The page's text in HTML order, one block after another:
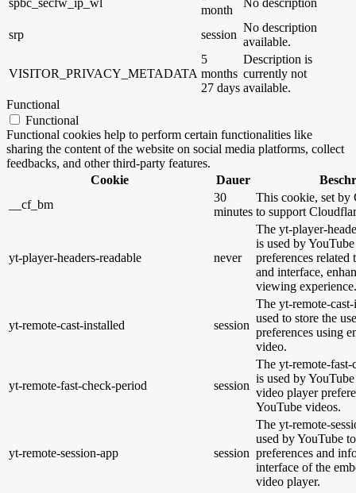
month
srp session
No description
available.
VISITOR_PRIVACY_METADATA
5
months
27 days
Description is
currently not
available.
Functional
Functional
Functional cookies help to perform certain functionalities like
sharing the content of the website on social media platforms, collect
feedbacks, and other third-party features.
Cookie
Dauer
__cf_bm
30
minutes
This cookie, set by
to support
yt-player-headers-readable never
The yt-player-
is used by
preferences
and interface,
viewing experience.
yt-remote-cast-installed session
The yt-remote-
used to store the
preferences using
video.
yt-remote-fast-check-period session
The yt-remote-
is used by
video player
YouTube videos.
yt-remote-session-app session
The yt-remote-
used by YouTube
preferences and
interface of the
video player.